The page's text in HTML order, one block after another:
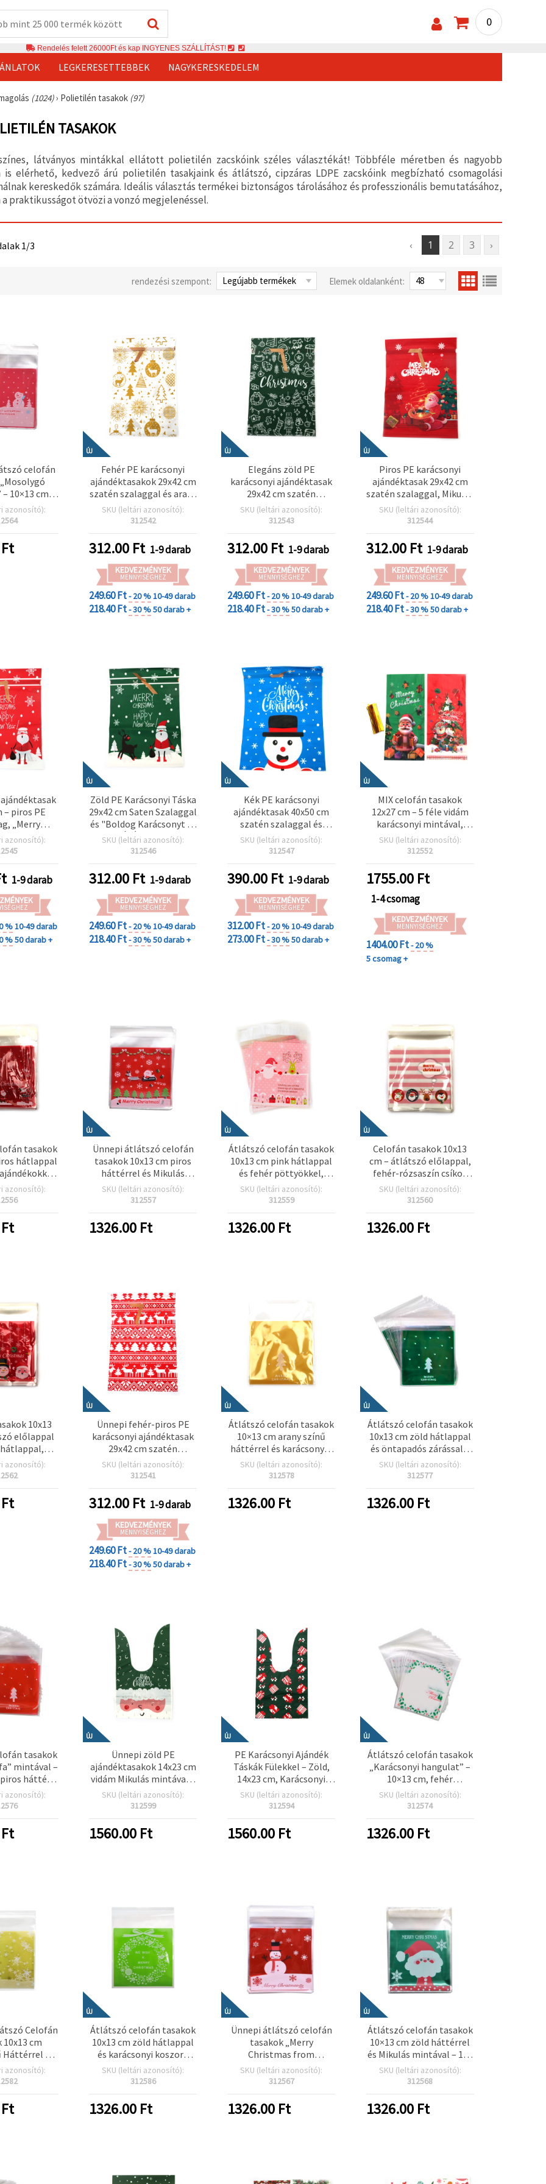
0
Rendelés felett 26000Ft és kap INGYENES SZÁLLÍTÁST!
LEGKERESETTEBBEK NAGYKERESKEDELEM
(1024)› Polietilén tasakok (97)
TASAKOK
látványos mintákkal ellátott polietilén zacskóink széles választékát! Többféle méretben és nagyobb
is elérhető, kedvező árú polietilén tasakjaink és átlátszó, cipzáras LDPE zacskóink megbízható csomagolási
kereskedők számára. Ideális választás termékei biztonságos tárolásához és professzionális bemutatásához,
praktikusságot ötvözi a vonzó megjelenéssel.
‹ 1 2 3 ›
1/3
rendezési szempont: Elemek oldalanként:
celofán
10×13 cm,
fehér
öntapadós
sütihez,
szezonális
azonosító):
Ft
ÚJ
Fehér PE karácsonyi
ajándéktasakok 29x42 cm
szatén szalaggal és arany
színű ünnepi mintával
(vegyes)
SKU (leltári azonosító):
312542
312.00 Ft 1-9 darab
KEDVEZMÉNYEK
MENNYISÉGHEZ
249.60 Ft- 20 %10-49 darab
218.40 Ft- 30 %50 darab +
ÚJ
Elegáns zöld PE
karácsonyi ajándéktasak
29x42 cm szatén
szalaggal és fehér ünnepi
mintával – hobby és
SKU (leltári azonosító):
312543
312.00 Ft 1-9 darab
KEDVEZMÉNYEK
MENNYISÉGHEZ
249.60 Ft- 20 %10-49 darab
218.40 Ft- 30 %50 darab +
ÚJ
Piros PE karácsonyi
ajándéktasak 29x42 cm
szatén szalaggal, Mikulás
sapkával és ajándékokkal
teli mintával
SKU (leltári azonosító):
312544
312.00Ft 1-9 darab
KEDVEZMÉNYEK
MENNYISÉGHEZ
249.60 Ft- 20 %10-49 darab
218.40 Ft- 30 %50 darab +
– piros PE
„Merry
and Happy
felirattal,
kelléknek
azonosító):
1-9 darab
%10-49 darab
%50 darab +
ÚJ
Zöld PE Karácsonyi Táska
29x42 cm Saten Szalaggal
és "Boldog Karácsonyt és
Boldog Új Évet" Felirattal
SKU (leltári azonosító):
312546
312.00 Ft 1-9 darab
KEDVEZMÉNYEK
MENNYISÉGHEZ
249.60 Ft- 20 %10-49 darab
218.40 Ft- 30 %50 darab +
ÚJ
Kék PE karácsonyi
ajándéktasak 40x50 cm
szatén szalaggal és
vidám hóember „Merry
Christmas” mintával – 1
SKU (leltári azonosító):
312547
390.00 Ft 1-9 darab
KEDVEZMÉNYEK
MENNYISÉGHEZ
312.00 Ft- 20 %10-49 darab
273.00 Ft- 30 %50 darab +
ÚJ
MIX celofán tasakok
12x27 cm – 5 féle vidám
karácsonyi mintával,
kötözővel – 50 db-os
szett
SKU (leltári azonosító):
312552
1755.00Ft
1-4 csomag
KEDVEZMÉNYEK
MENNYISÉGHEZ
1404.00 Ft- 20 %
5 csomag +
tasakok
hátlappal
100 db-os
hobbi)
azonosító):
Ft
ÚJ
Ünnepi átlátszó celofán
tasakok 10x13 cm piros
háttérrel és Mikulás
szánon mintával – 100
db-os szett
SKU (leltári azonosító):
312557
1326.00 Ft
ÚJ
Átlátszó celofán tasakok
10x13 cm pink hátlappal
és fehér pöttyökkel,
Mikulás és Rudolf
mintával – 100 db-os
SKU (leltári azonosító):
312559
1326.00 Ft
ÚJ
Celofán tasakok 10x13
cm – átlátszó előlappal,
fehér-rózsaszín csíkos
hátlappal, Mikulás és
barátai mintával,
db/csomag
SKU (leltári azonosító):
312560
1326.00Ft
10x13
előlappal
és
mintával,
azonosító):
Ft
ÚJ
Ünnepi fehér-piros PE
karácsonyi ajándéktasak
29x42 cm szatén
szalaggal, rénszarvas
mintával
SKU (leltári azonosító):
312541
312.00 Ft 1-9 darab
KEDVEZMÉNYEK
MENNYISÉGHEZ
249.60 Ft- 20 %10-49 darab
218.40 Ft- 30 %50 darab +
ÚJ
Átlátszó celofán tasakok
10×13 cm arany színű
háttérrel és karácsonyfa
mintával – 100 db-os
csomag
SKU (leltári azonosító):
312578
1326.00 Ft
ÚJ
Átlátszó celofán tasakok
10x13 cm zöld hátlappal
és öntapadós zárással –
karácsonyfa mintával,
100 db-os csomag
SKU (leltári azonosító):
312577
1326.00Ft
tasakok
mintával –
piros háttér,
100
sütikhez,
kreatív
azonosító):
Ft
ÚJ
Ünnepi zöld PE
ajándéktasakok 14x23 cm
vidám Mikulás mintával –
50 db-os szett
SKU (leltári azonosító):
312599
1560.00 Ft
ÚJ
PE Karácsonyi Ajándék
Táskák Fülekkel – Zöld,
14x23 cm, Karácsonyi
Motívum Dizájn – 50
Darabos Csomag
SKU (leltári azonosító):
312594
1560.00 Ft
ÚJ
Átlátszó celofán tasakok
„Karácsonyi hangulat” –
10×13 cm, fehér
hátlappal, öntapadós
zárással, 100 db – ideális
ajándékcsomagoláshoz,
mézeskalácshoz és
SKU (leltári azonosító):
312574
1326.00Ft
Celofán
10x13 cm
Háttérrel és
Malaccal
Készlet
azonosító):
Ft
ÚJ
Átlátszó celofán tasakok
10x13 cm zöld hátlappal
és karácsonyi koszorú
mintával – 100 db-os
szett
SKU (leltári azonosító):
312586
1326.00 Ft
ÚJ
Ünnepi átlátszó celofán
tasakok „Merry
Christmas from
Snowman” felirattal –
10×13 cm, piros hátoldal,
karácsonyi süti, ajándék
és szezonális
SKU (leltári azonosító):
312567
1326.00 Ft
ÚJ
Átlátszó celofán tasakok
10×13 cm zöld háttérrel
és Mikulás mintával – 100
db-os csomag (kreatív
csomagolás,
SKU (leltári azonosító):
312568
1326.00Ft